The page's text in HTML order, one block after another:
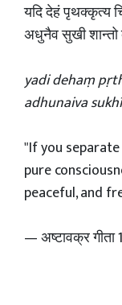
यदि देहं पृथक्कृत्य
अधुनैव सुखी शान्तो
yadi dehaṃ
adhunaiva
"If you
pure
peaceful, and
— अष्टावक्र गीता